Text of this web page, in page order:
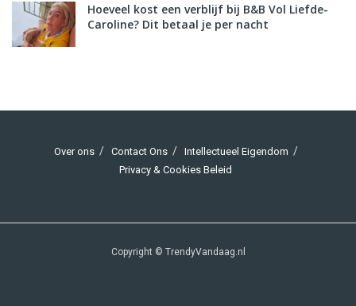
Hoeveel kost een verblijf bij B&B Vol Liefde-
Caroline? Dit betaal je per nacht
Over ons Contact Ons
Intellectueel Eigendom
Privacy & Cookies Beleid
Copyright © TrendyVandaag.nl